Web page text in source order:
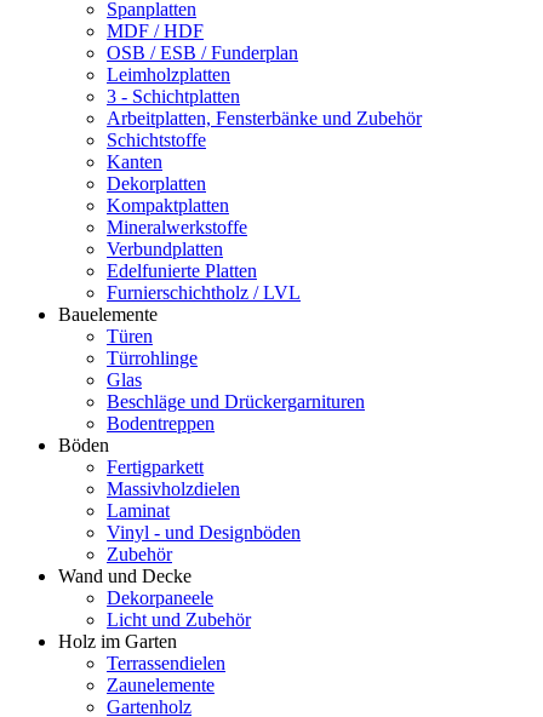
Spanplatten
MDF / HDF
OSB / ESB / Funderplan
Leimholzplatten
3 - Schichtplatten
Arbeitplatten, Fensterbänke und Zubehör
Schichtstoffe
Kanten
Dekorplatten
Kompaktplatten
Mineralwerkstoffe
Verbundplatten
Edelfunierte Platten
Furnierschichtholz / LVL
Bauelemente
Türen
Türrohlinge
Glas
Beschläge und Drückergarnituren
Bodentreppen
Böden
Fertigparkett
Massivholzdielen
Laminat
Vinyl - und Designböden
Zubehör
Wand und Decke
Dekorpaneele
Licht und Zubehör
Holz im Garten
Terrassendielen
Zaunelemente
Gartenholz